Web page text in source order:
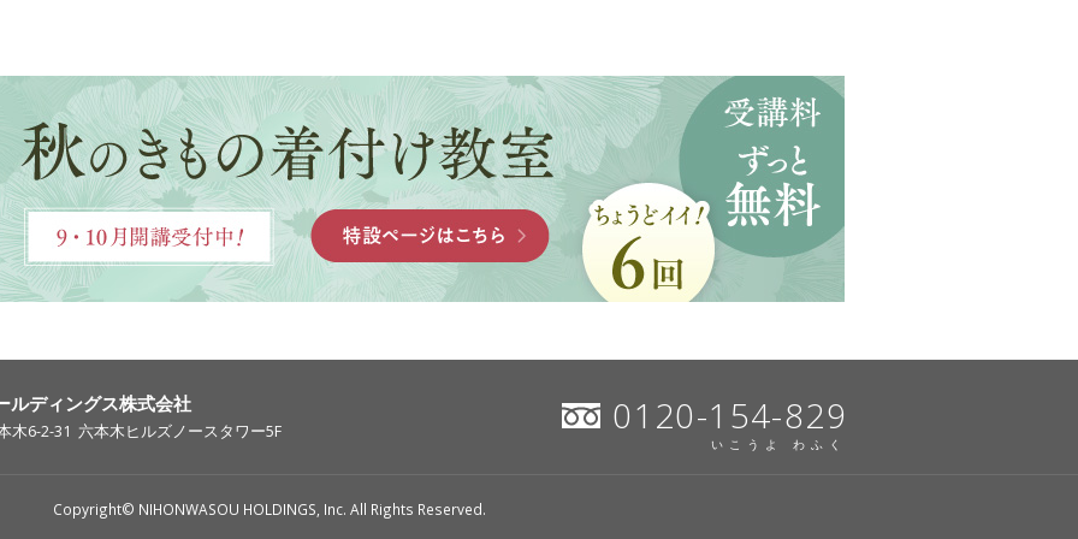
ルディングス株式会社
木6-2-31 六本木ヒルズノースタワー5F 0120-154-829
いこうよ わふく
Copyright© NIHONWASOU HOLDINGS, Inc. All Rights Reserved.